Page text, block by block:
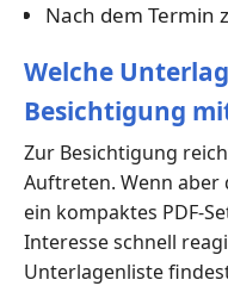
Nach dem Termin
Welche
Besichtigung
Zur Besichtigung
Auftreten. Wenn
ein kompaktes PDF-
Interesse schnell
Unterlagenliste